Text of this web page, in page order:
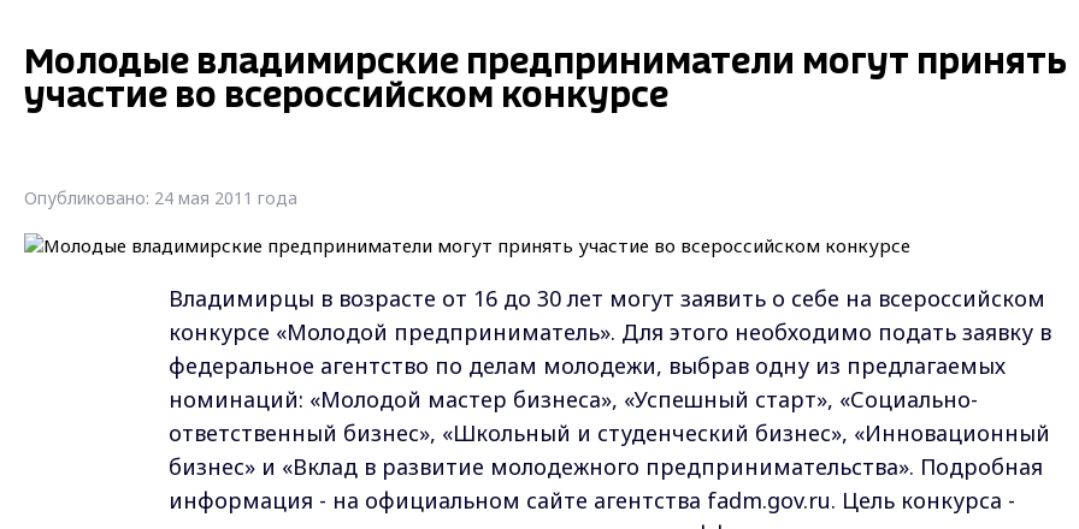
Молодые владимирские предприниматели могут принять
участие во всероссийском конкурсе
Опубликовано: 24 мая 2011 года
Владимирцы в возрасте от 16 до 30 лет могут заявить о себе на всероссийском
конкурсе «Молодой предприниматель». Для этого необходимо подать заявку в
федеральное агентство по делам молодежи, выбрав одну из предлагаемых
номинаций: «Молодой мастер бизнеса», «Успешный старт», «Социально-
ответственный бизнес», «Школьный и студенческий бизнес», «Инновационный
бизнес» и «Вклад в развитие молодежного предпринимательства». Подробная
информация - на официальном сайте агентства fadm.gov.ru. Цель конкурса -